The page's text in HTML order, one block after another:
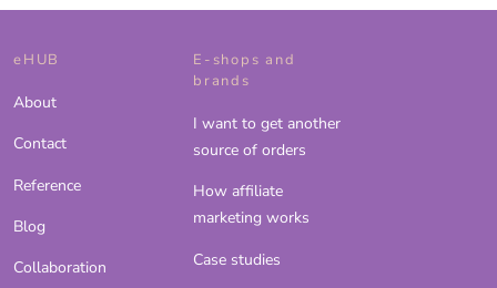
eHUB
About
Contact
Reference
Blog
Collaboration
E-shops and
brands
I want to get another
source of orders
How affiliate
marketing works
Case studies